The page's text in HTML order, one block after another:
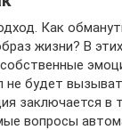
Как
жизни? В
не будет
заключается в
вопросы